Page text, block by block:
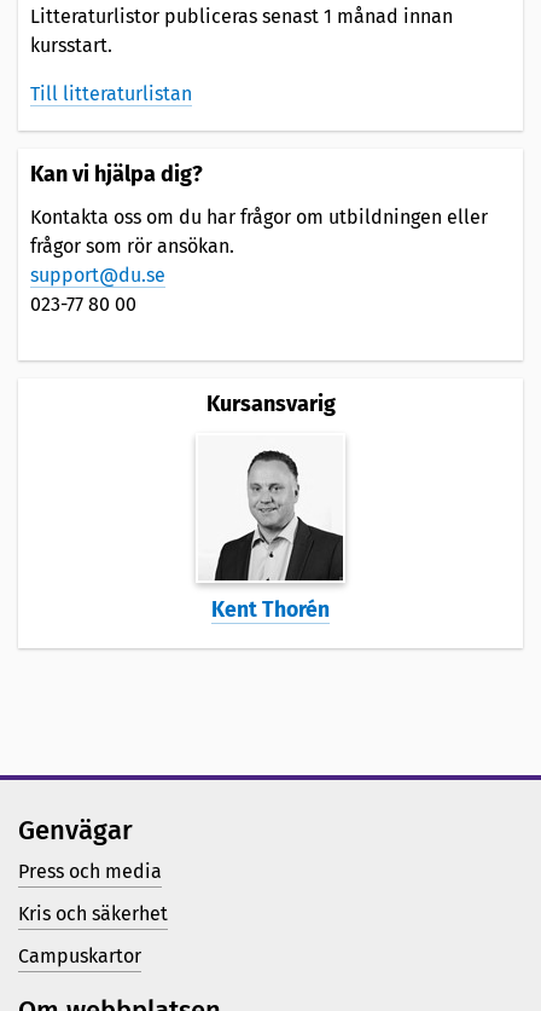
Litteraturlistor publiceras senast 1 månad innan
kursstart.
Till litteraturlistan
Kan vi hjälpa dig?
Kontakta oss om du har frågor om utbildningen eller
frågor som rör ansökan.
support@du.se
023-77 80 00
Kursansvarig
Kent Thorén
Genvägar
Press och media
Kris och säkerhet
Campuskartor